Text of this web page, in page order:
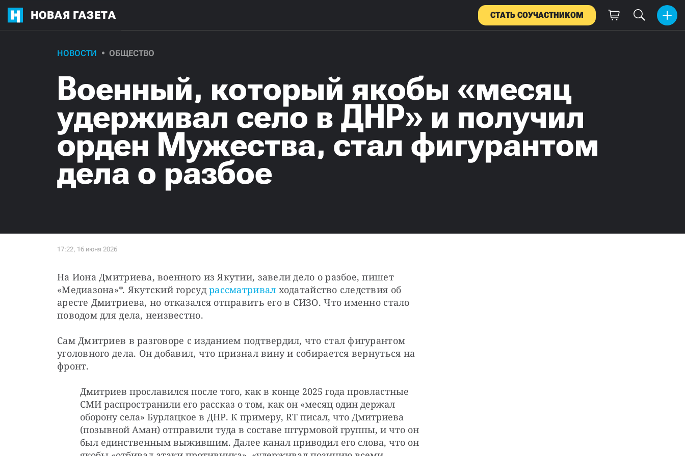
НОВАЯ ГАЗЕТА СТАТЬ СОУЧАСТНИКОМ
НОВОСТИ ОБЩЕСТВО
Военный, который якобы «месяц
удерживал село в ДНР» и получил
орден Мужества, стал фигурантом
дела о разбое
На Иона Дмитриева, военного из Якутии, завели дело о разбое, пишет
«Медиазона»*. Якутский горсуд рассматривал ходатайство следствия об
аресте Дмитриева, но отказался отправить его в СИЗО. Что именно стало
поводом для дела, неизвестно.
Сам Дмитриев в разговоре с изданием подтвердил, что стал фигурантом
уголовного дела. Он добавил, что признал вину и собирается вернуться на
фронт.
Дмитриев прославился после того, как в конце 2025 года провластные
СМИ распространили его рассказ о том, как он «месяц один держал
оборону села» Бурлацкое в ДНР. К примеру, RT писал, что Дмитриева
(позывной Аман) отправили туда в составе штурмовой группы, и что он
был единственным выжившим. Далее канал приводил его слова, что он